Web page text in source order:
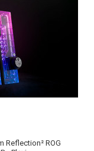
Reflection² ROG